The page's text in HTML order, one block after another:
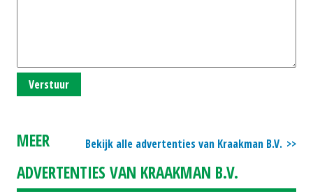
Verstuur
Bekijk alle advertenties van Kraakman B.V.
MEER
ADVERTENTIES VAN KRAAKMAN B.V.